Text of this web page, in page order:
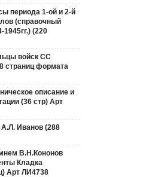
периода 1-ой и 2-й
(справочный
(220
войск СС
страниц формата
описание и
(36 стр) Арт
А.Л. Иванов (288
В.Н.Кононов
Кладка
Арт ЛИ4738